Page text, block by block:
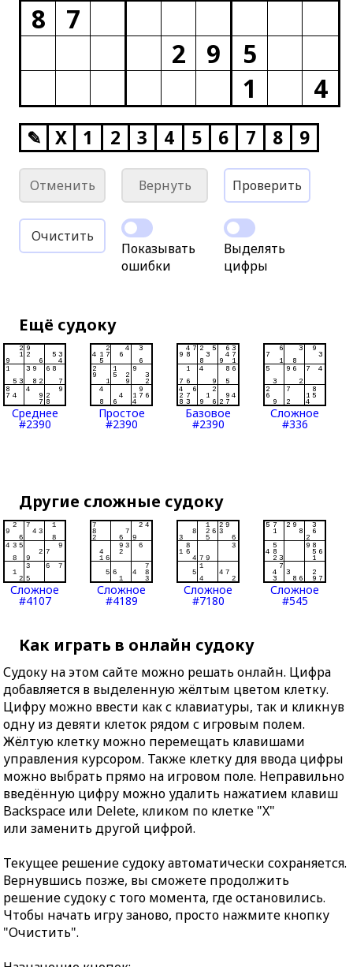
8
7
2
9
5
1
4
✎ X 1 2 3 4 5 6 7 8 9
Отменить Вернуть Проверить
Очистить
Показывать
ошибки
Выделять
цифры
Ещё судоку
Среднее
#2390
Простое
#2390
Базовое
#2390
Сложное
#336
Другие сложные судоку
Сложное
#4107
Сложное
#4189
Сложное
#7180
Сложное
#545
Как играть в онлайн судоку
Судоку на этом сайте можно решать онлайн. Цифра
добавляется в выделенную жёлтым цветом клетку.
Цифру можно ввести как с клавиатуры, так и кликнув
одну из девяти клеток рядом с игровым полем.
Жёлтую клетку можно перемещать клавишами
управления курсором. Также клетку для ввода цифры
можно выбрать прямо на игровом поле. Неправильно
введённую цифру можно удалить нажатием клавиш
Backspace или Delete, кликом по клетке "X"
или заменить другой цифрой.
Текущее решение судоку автоматически сохраняется.
Вернувшись позже, вы сможете продолжить
решение судоку с того момента, где остановились.
Чтобы начать игру заново, просто нажмите кнопку
"Очистить".